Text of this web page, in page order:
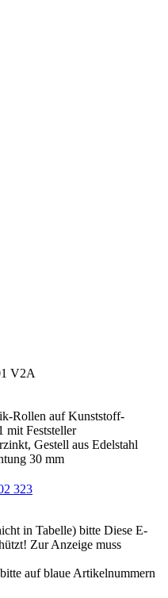
V2A
Rollen auf Kunststoff-
mit Feststeller
Gestell aus Edelstahl
30 mm
in Tabelle) bitte Diese E-
Zur Anzeige muss
auf blaue Artikelnummern